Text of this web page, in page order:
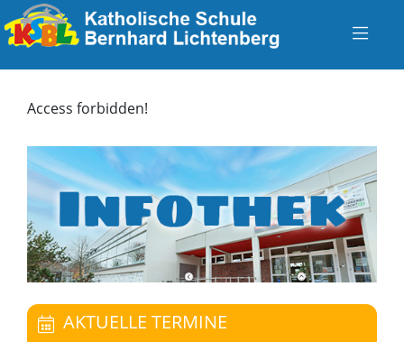
Access forbidden!
AKTUELLE TERMINE